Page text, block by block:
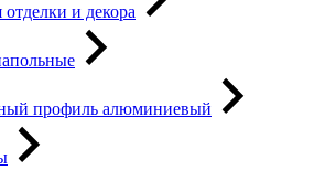
и декора
профиль алюминиевый